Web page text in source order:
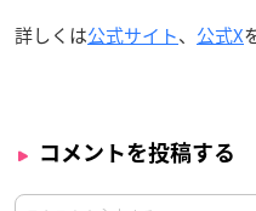
詳しくは公式サイト、 公式X
コメントを投稿する